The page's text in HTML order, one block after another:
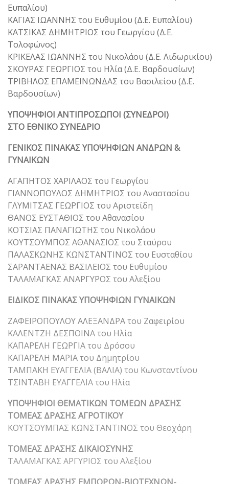
Ευπαλίου)
ΚΑΓΙΑΣ ΙΩΑΝΝΗΣ του Ευθυμίου (Δ.Ε. Ευπαλίου)
ΚΑΤΣΙΚΑΣ ΔΗΜΗΤΡΙΟΣ του Γεωργίου (Δ.Ε.
Τολοφώνος)
ΚΡΙΚΕΛΑΣ ΙΩΑΝΝΗΣ του Νικολάου (Δ.Ε. Λιδωρικίου)
ΣΚΟΥΡΑΣ ΓΕΩΡΓΙΟΣ του Ηλία (Δ.Ε. Βαρδουσίων)
ΤΡΙΒΗΛΟΣ ΕΠΑΜΕΙΝΩΝΔΑΣ του Βασιλείου (Δ.Ε.
Βαρδουσίων)
ΥΠΟΨΗΦΙΟΙ ΑΝΤΙΠΡΟΣΩΠΟΙ (ΣΥΝΕΔΡΟΙ)
ΣΤΟ ΕΘΝΙΚΟ ΣΥΝΕΔΡΙΟ
ΓΕΝΙΚΟΣ ΠΙΝΑΚΑΣ ΥΠΟΨΗΦΙΩΝ ΑΝΔΡΩΝ &
ΓΥΝΑΙΚΩΝ
ΑΓΑΠΗΤΟΣ ΧΑΡΙΛΑΟΣ του Γεωργίου
ΓΙΑΝΝΟΠΟΥΛΟΣ ΔΗΜΗΤΡΙΟΣ του Αναστασίου
ΓΛΥΜΙΤΣΑΣ ΓΕΩΡΓΙΟΣ του Αριστείδη
ΘΑΝΟΣ ΕΥΣΤΑΘΙΟΣ του Αθανασίου
ΚΟΤΣΙΑΣ ΠΑΝΑΓΙΩΤΗΣ του Νικολάου
ΚΟΥΤΣΟΥΜΠΟΣ ΑΘΑΝΑΣΙΟΣ του Σταύρου
ΠΑΛΑΣΚΩΝΗΣ ΚΩΝΣΤΑΝΤΙΝΟΣ του Ευσταθίου
ΣΑΡΑΝΤΑΕΝΑΣ ΒΑΣΙΛΕΙΟΣ του Ευθυμίου
ΤΑΛΑΜΑΓΚΑΣ ΑΝΑΡΓΥΡΟΣ του Αλεξίου
ΕΙΔΙΚΟΣ ΠΙΝΑΚΑΣ ΥΠΟΨΗΦΙΩΝ ΓΥΝΑΙΚΩΝ
ΖΑΦΕΙΡΟΠΟΥΛΟΥ ΑΛΕΞΑΝΔΡΑ του Ζαφειρίου
ΚΑΛΕΝΤΖΗ ΔΕΣΠΟΙΝΑ του Ηλία
ΚΑΠΑΡΕΛΗ ΓΕΩΡΓΙΑ του Δρόσου
ΚΑΠΑΡΕΛΗ ΜΑΡΙΑ του Δημητρίου
ΤΑΜΠΑΚΗ ΕΥΑΓΓΕΛΙΑ (ΒΑΛΙΑ) του Κωνσταντίνου
ΤΣΙΝΤΑΒΗ ΕΥΑΓΓΕΛΙΑ του Ηλία
ΥΠΟΨΗΦΙΟΙ ΘΕΜΑΤΙΚΩΝ ΤΟΜΕΩΝ ΔΡΑΣΗΣ
ΤΟΜΕΑΣ ΔΡΑΣΗΣ ΑΓΡΟΤΙΚΟΥ
ΚΟΥΤΣΟΥΜΠΑΣ ΚΩΝΣΤΑΝΤΙΝΟΣ του Θεοχάρη
ΤΟΜΕΑΣ ΔΡΑΣΗΣ ΔΙΚΑΙΟΣΥΝΗΣ
ΤΑΛΑΜΑΓΚΑΣ ΑΡΓΥΡΙΟΣ του Αλεξίου